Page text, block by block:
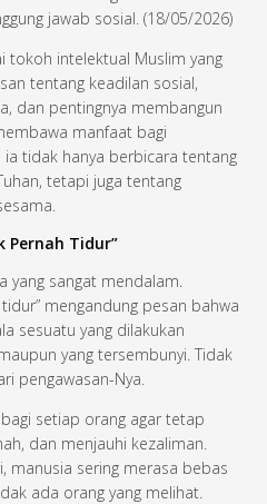
jawab sosial. (18/05/2026)
tokoh intelektual Muslim yang
tentang keadilan sosial,
dan pentingnya membangun
manfaat bagi
ia tidak hanya berbicara tentang
tetapi juga tentang
Pernah Tidur”
yang sangat mendalam.
mengandung pesan bahwa
sesuatu yang dilakukan
yang tersembunyi. Tidak
pengawasan-Nya.
setiap orang agar tetap
dan menjauhi kezaliman.
manusia sering merasa bebas
ada orang yang melihat.